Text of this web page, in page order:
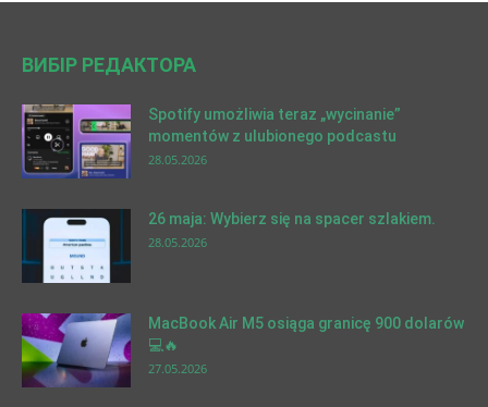
ВИБІР РЕДАКТОРА
Spotify umożliwia teraz „wycinanie”
momentów z ulubionego podcastu
28.05.2026
26 maja: Wybierz się na spacer szlakiem.
28.05.2026
MacBook Air M5 osiąga granicę 900 dolarów
💻🔥
27.05.2026